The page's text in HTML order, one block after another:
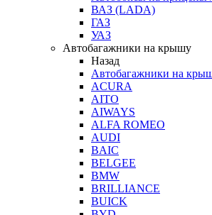
ВАЗ (LADA)
ГАЗ
УАЗ
Автобагажники на крышу
Назад
Автобагажники на
ACURA
AITO
AIWAYS
ALFA ROMEO
AUDI
BAIC
BELGEE
BMW
BRILLIANCE
BUICK